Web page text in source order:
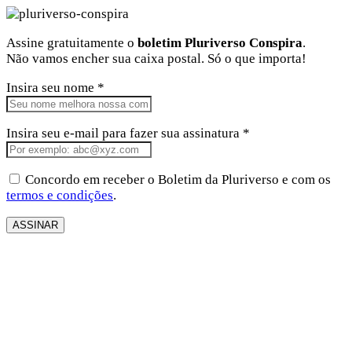
Assine gratuitamente o boletim Pluriverso Conspira.
Não vamos encher sua caixa postal. Só o que importa!
Insira seu nome *
Insira seu e-mail para fazer sua assinatura *
Concordo em receber o Boletim da Pluriverso e com os
termos e condições.